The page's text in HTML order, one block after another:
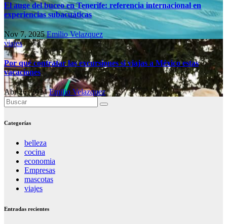
El auge del buceo en Tenerife: referencia internacional en
experiencias subacuáticas
Nov 7, 2025Emilio Velazquez
viajes
Por qué contratar las excursiones si viajas a México estas
vacaciones
Abr 26, 2024Emilio Velazquez
Categorías
belleza
cocina
economia
Empresas
mascotas
viajes
Entradas recientes